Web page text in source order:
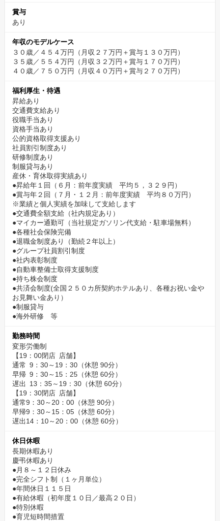
賞与
あり
年収のモデルケース
３０歳／４５４万円（月収２７万円＋賞与１３０万円）
３５歳／５５４万円（月収３２万円＋賞与１７０万円）
４０歳／７５０万円（月収４０万円＋賞与２７０万円）
福利厚生・待遇
昇給あり
交通費支給あり
役職手当あり
資格手当あり
公的資格取得支援あり
社員割引制度あり
研修制度あり
制服貸与あり
産休・育休取得実績あり
●昇給年１回（６月：前年度実績 平均５，３２９円）
●賞与年２回（７月・１２月：前年度実績 平均８０万円）
※業績と個人実績を加味して支給します
●交通費全額支給（社内規定あり）
●マイカー通勤可（当社規定ガソリン代支給・駐車場無料）
●各種社会保険完備
●退職金制度あり（勤続２年以上）
●グループ社員割引制度
●社内表彰制度
●自動車整備士取得支援制度
●持ち株会制度
●共済会制度(全国２５０カ所契約ホテルあり、各種お祝い金や
お見舞い金あり）
●制服貸与
●海外研修 等
勤務時間
変形労働制
【19：00閉店 店舗】
通常 9：30～19：30（休憩 90分）
早帰 9：30～15：25（休憩 60分）
遅出 13：35～19：30（休憩 60分）
【19：30閉店 店舗】
通常9：30～20：00（休憩 90分）
早帰9：30～15：05（休憩 60分）
遅出14：10～20：00（休憩 60分）
休日休暇
長期休暇あり
慶弔休暇あり
●月８～１２日休み
●完全シフト制（１ヶ月単位）
●年間休日１１５日
●有給休暇（初年度１０日／最高２０日）
●特別休暇
●育児短時間措置